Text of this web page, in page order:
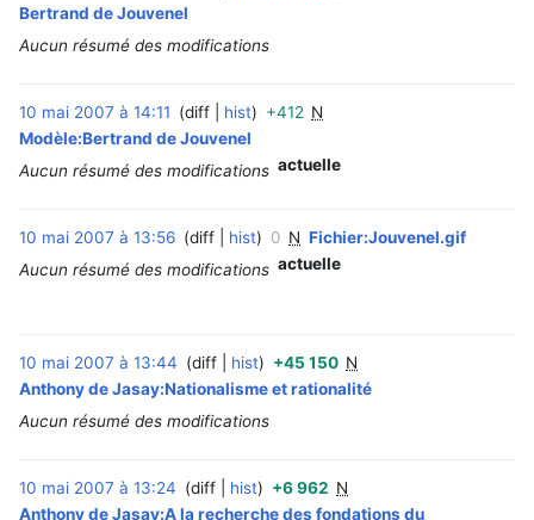
Bertrand de Jouvenel
Aucun résumé des modifications
10 mai 2007 à 14:11 diff hist +412 N
Modèle:Bertrand de Jouvenel
Aucun résumé des modifications actuelle
10 mai 2007 à 13:56 diff hist 0 N Fichier:Jouvenel.gif
Aucun résumé des modifications actuelle
10 mai 2007 à 13:44 diff hist +45 150 N
Anthony de Jasay:Nationalisme et rationalité
Aucun résumé des modifications
10 mai 2007 à 13:24 diff hist +6 962 N
Anthony de Jasay:A la recherche des fondations du